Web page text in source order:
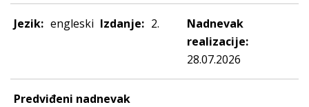
Jezik: engleski Izdanje: 2.
Nadnevak
realizacije:
28.07.2026
Predviđeni nadnevak